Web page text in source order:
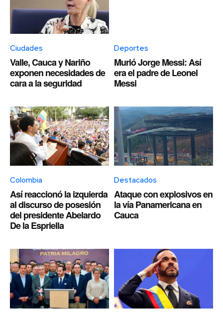
Ciudades
Valle, Cauca y Nariño
exponen necesidades de
cara a la seguridad
Deportes
Murió Jorge Messi: Así
era el padre de Leonel
Messi
Colombia
Así reaccionó la izquierda
al discurso de posesión
del presidente Abelardo
De la Espriella
Destacados
Ataque con explosivos en
la vía Panamericana en
Cauca